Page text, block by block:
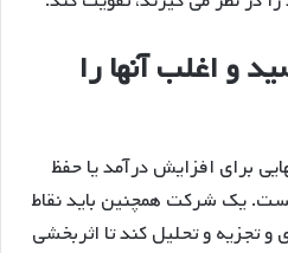
و اغلب آنها را
برای افزایش درآمد یا حفظ
یک شرکت همچنین باید نقاط
و تجزیه و تحلیل کند تا اثربخشی